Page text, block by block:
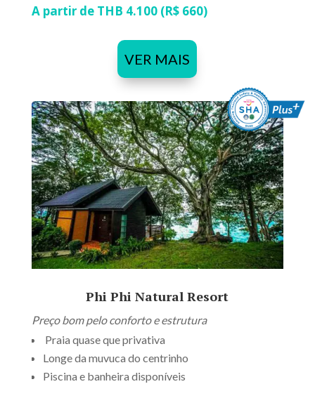
A partir de THB 4.100 (R$ 660)
VER MAIS
Phi Phi Natural Resort
Preço bom pelo conforto e estrutura
Praia quase que privativa
Longe da muvuca do centrinho
Piscina e banheira disponíveis